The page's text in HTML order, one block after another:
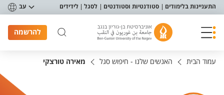
תפריט נגישות
התעניינות בלימודים סטודנטיות וסטודנטים לסגל לידידים עב
להרשמה
עמוד הבית האנשים שלנו - חיפוש סגל מאירה טורצקי